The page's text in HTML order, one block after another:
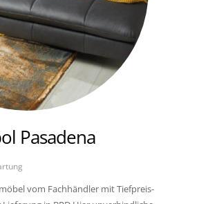
Pasadena
vom Fachhändler mit Tiefpreis-